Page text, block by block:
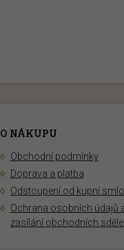
O NÁKUPU
Obchodní podmínky
Doprava a platba
Odstoupení od kupní
Ochrana osobních údajů
zasílání obchodních